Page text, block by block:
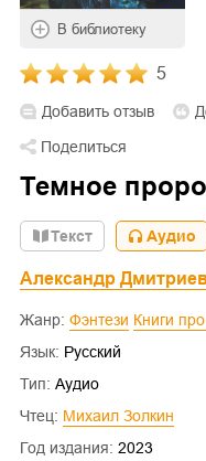
В библиотеку
5
Добавить отзыв
Поделиться
Темное
Текст Аудио
Александр
Жанр: Фэнтези Книги
Язык: Русский
Тип: Аудио
Чтец:
Михаил Золкин
Год издания: 2023